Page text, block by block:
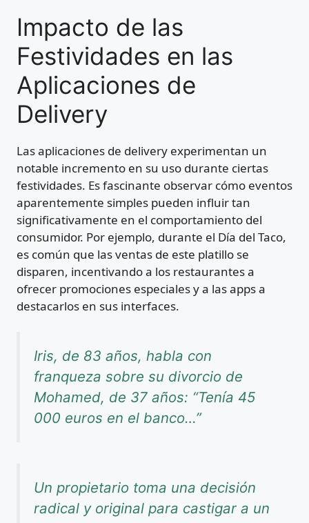
Impacto de las
Festividades en las
Aplicaciones de
Delivery
Las aplicaciones de delivery experimentan un
notable incremento en su uso durante ciertas
festividades. Es fascinante observar cómo eventos
aparentemente simples pueden influir tan
significativamente en el comportamiento del
consumidor. Por ejemplo, durante el Día del Taco,
es común que las ventas de este platillo se
disparen, incentivando a los restaurantes a
ofrecer promociones especiales y a las apps a
destacarlos en sus interfaces.
Iris, de 83 años, habla con
franqueza sobre su divorcio de
Mohamed, de 37 años: “Tenía 45
000 euros en el banco…”
Un propietario toma una decisión
radical y original para castigar a un